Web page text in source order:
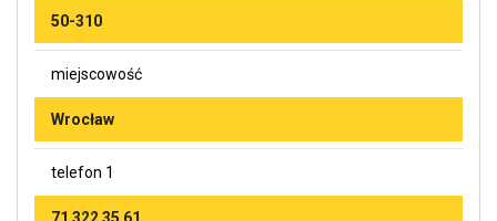
50-310
miejscowość
Wrocław
telefon 1
71 322 35 61